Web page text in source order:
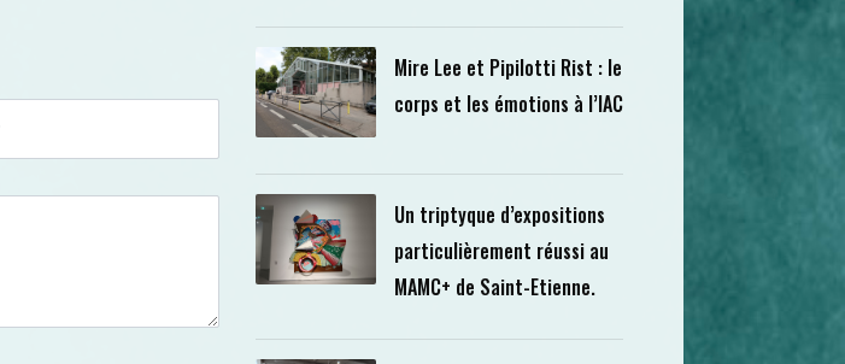
Mire Lee et Pipilotti Rist : le
corps et les émotions à l’IAC
Un triptyque d’expositions
particulièrement réussi au
MAMC+ de Saint-Etienne.